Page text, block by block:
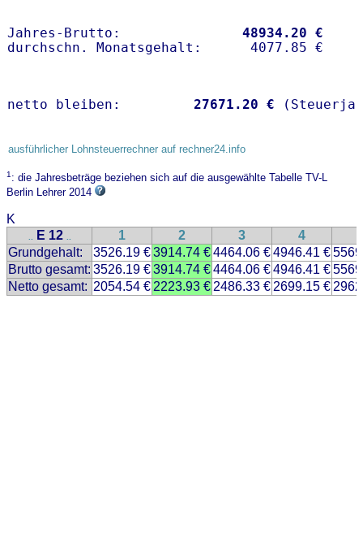
Jahres-Brutto: 48934.20 €
netto bleiben: 27671.20 €
ausführlicher Lohnsteuerrechner auf rechner24.info
1: die Jahresbeträge beziehen sich auf die ausgewählte Tabelle TV-L
Berlin Lehrer 2014
K
.. E 12 .. 1 2 3 4
Grundgehalt:
3526.19 €3914.74 €4464.06 €4946.41 €
Brutto gesamt: 3526.19 €3914.74 €4464.06 €4946.41 €
Netto gesamt: 2054.54 € 2223.93 € 2486.33 € 2699.15 €